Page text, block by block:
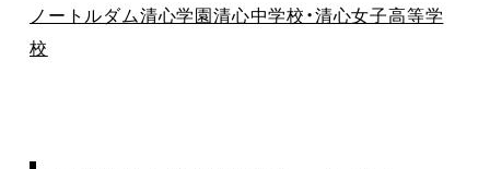
ノートルダム清心学園清心中学校・清心女子高等学
校